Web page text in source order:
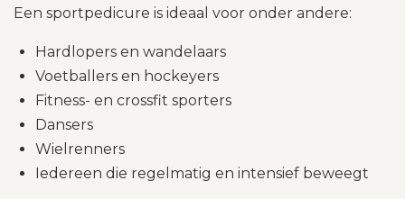
Een sportpedicure is ideaal voor onder andere:
Hardlopers en wandelaars
Voetballers en hockeyers
Fitness- en crossfit sporters
Dansers
Wielrenners
Iedereen die regelmatig en intensief beweegt